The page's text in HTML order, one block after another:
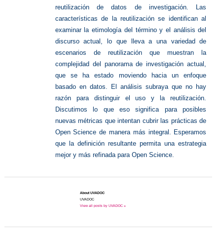
reutilización de datos de investigación. Las
características de la reutilización se identifican al
examinar la etimología del término y el análisis del
discurso actual, lo que lleva a una variedad de
escenarios de reutilización que muestran la
complejidad del panorama de investigación actual,
que se ha estado moviendo hacia un enfoque
basado en datos. El análisis subraya que no hay
razón para distinguir el uso y la reutilización.
Discutimos lo que eso significa para posibles
nuevas métricas que intentan cubrir las prácticas de
Open Science de manera más integral. Esperamos
que la definición resultante permita una estrategia
mejor y más refinada para Open Science.
About UVADOC
UVADOC
View all posts by UVADOC »